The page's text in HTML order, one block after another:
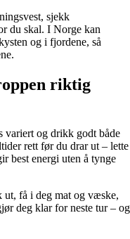
sjekk
du skal. I Norge kan
og i fjordene, så
riktig
variert og drikk godt både
rett før du drar ut – lette
best energi uten å tynge
ut, få i deg mat og væske,
deg klar for neste tur – og